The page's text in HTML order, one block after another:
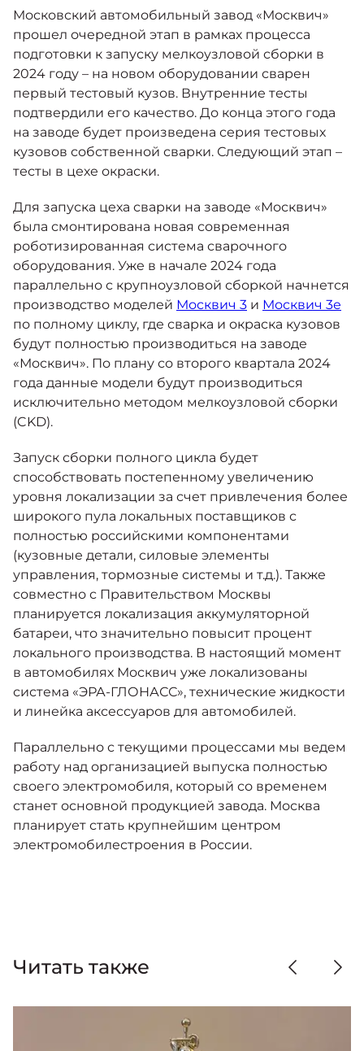
Яркий динамичный седан
от 2 237 000 ₽*
Москвич 3 с ручным
управлением (РУ)
Кроссовер, создающий равные
возможности
Практичный семиместный
кроссовер
от 3 125 000 ₽*
Кредитные программы
Спецпредложения
Калькулятор трейд-ин
Страховые программы
Моторное масло
СЕРВИСНЫЕ АКЦИИ
АКСЕССУАРЫ
КОНТАКТЫ
Московский автомобильный завод «Москвич»
прошел очередной этап в рамках процесса
подготовки к запуску мелкоузловой сборки в
2024 году – на новом оборудовании сварен
первый тестовый кузов. Внутренние тесты
подтвердили его качество. До конца этого года
на заводе будет произведена серия тестовых
кузовов собственной сварки. Следующий этап –
тесты в цехе окраски.
Для запуска цеха сварки на заводе «Москвич»
была смонтирована новая современная
роботизированная система сварочного
оборудования. Уже в начале 2024 года
параллельно с крупноузловой сборкой начнется
производство моделей Москвич 3 и Москвич 3е
по полному циклу, где сварка и окраска кузовов
будут полностью производиться на заводе
«Москвич». По плану со второго квартала 2024
года данные модели будут производиться
исключительно методом мелкоузловой сборки
(CKD).
Запуск сборки полного цикла будет
способствовать постепенному увеличению
уровня локализации за счет привлечения более
широкого пула локальных поставщиков с
полностью российскими компонентами
(кузовные детали, силовые элементы
управления, тормозные системы и т.д.). Также
совместно с Правительством Москвы
планируется локализация аккумуляторной
батареи, что значительно повысит процент
локального производства. В настоящий момент
в автомобилях Москвич уже локализованы
система «ЭРА-ГЛОНАСС», технические жидкости
и линейка аксессуаров для автомобилей.
Параллельно с текущими процессами мы ведем
работу над организацией выпуска полностью
своего электромобиля, который со временем
станет основной продукцией завода. Москва
планирует стать крупнейшим центром
электромобилестроения в России.
Читать также